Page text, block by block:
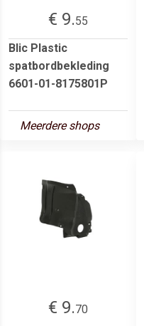
€ 9.55
Blic Plastic
spatbordbekleding
6601-01-8175801P
Meerdere shops
€ 9.70